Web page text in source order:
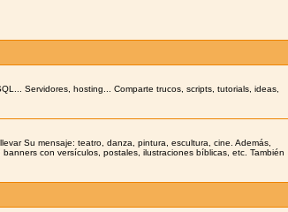
Servidores, hosting... Comparte trucos, scripts, tutorials, ideas,
Su mensaje: teatro, danza, pintura, escultura, cine. Además,
con versículos, postales, ilustraciones bíblicas, etc. También